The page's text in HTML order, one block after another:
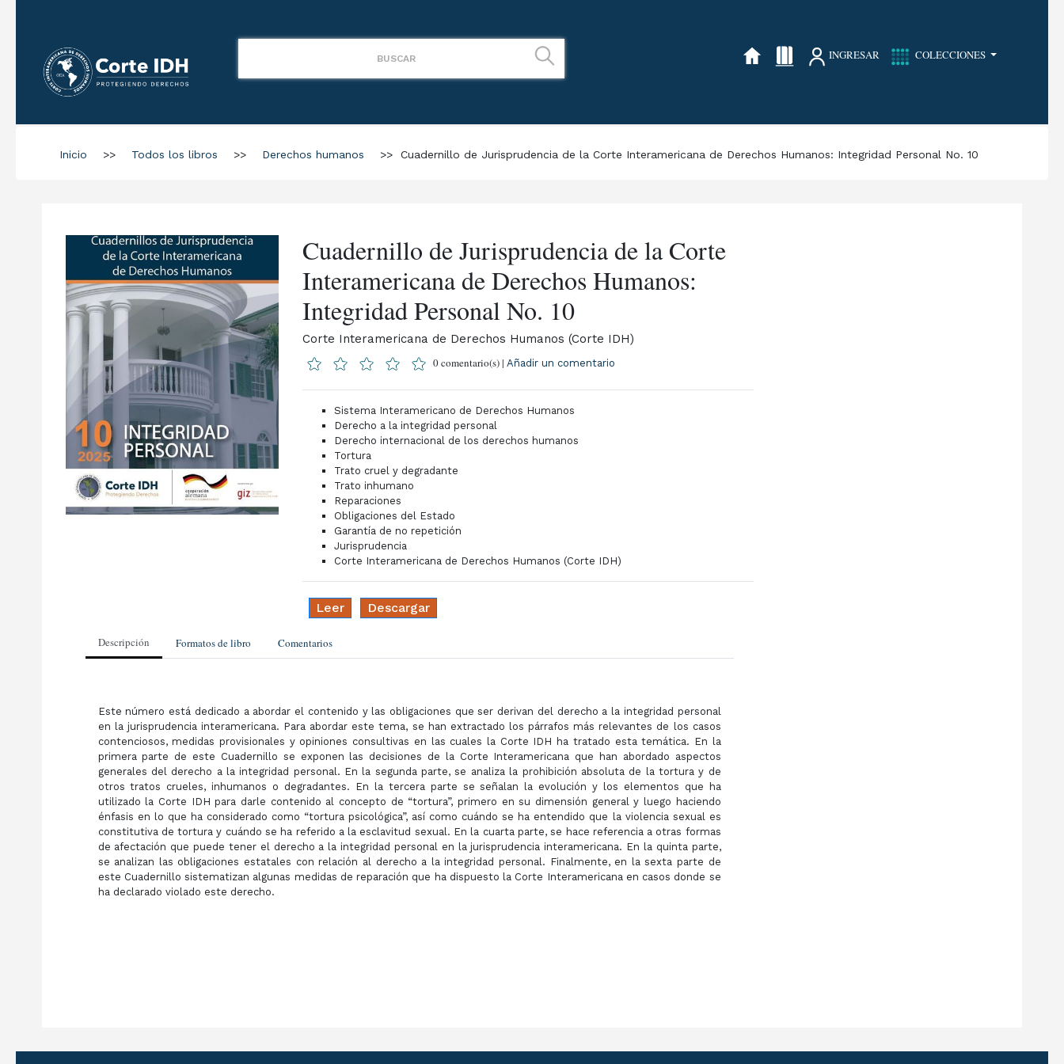
INGRESAR COLECCIONES
Inicio >> Todos los libros >> Derechos humanos >> Cuadernillo de Jurisprudencia de la Corte Interamericana de Derechos Humanos: Integridad Personal No. 10
Cuadernillo de Jurisprudencia de la Corte
Interamericana de Derechos Humanos:
Integridad Personal No. 10
Corte Interamericana de Derechos Humanos (Corte IDH)
0 comentario(s) |Añadir un comentario
Sistema Interamericano de Derechos Humanos
Derecho a la integridad personal
Derecho internacional de los derechos humanos
Tortura
Trato cruel y degradante
Trato inhumano
Reparaciones
Obligaciones del Estado
Garantía de no repetición
Jurisprudencia
Corte Interamericana de Derechos Humanos (Corte IDH)
Leer Descargar
Descripción Formatos de libro Comentarios
Este número está dedicado a abordar el contenido y las obligaciones que ser derivan del derecho a la integridad personal
en la jurisprudencia interamericana. Para abordar este tema, se han extractado los párrafos más relevantes de los casos
contenciosos, medidas provisionales y opiniones consultivas en las cuales la Corte IDH ha tratado esta temática. En la
primera parte de este Cuadernillo se exponen las decisiones de la Corte Interamericana que han abordado aspectos
generales del derecho a la integridad personal. En la segunda parte, se analiza la prohibición absoluta de la tortura y de
otros tratos crueles, inhumanos o degradantes. En la tercera parte se señalan la evolución y los elementos que ha
utilizado la Corte IDH para darle contenido al concepto de “tortura”, primero en su dimensión general y luego haciendo
énfasis en lo que ha considerado como “tortura psicológica”, así como cuándo se ha entendido que la violencia sexual es
constitutiva de tortura y cuándo se ha referido a la esclavitud sexual. En la cuarta parte, se hace referencia a otras formas
de afectación que puede tener el derecho a la integridad personal en la jurisprudencia interamericana. En la quinta parte,
se analizan las obligaciones estatales con relación al derecho a la integridad personal. Finalmente, en la sexta parte de
este Cuadernillo sistematizan algunas medidas de reparación que ha dispuesto la Corte Interamericana en casos donde se
ha declarado violado este derecho.